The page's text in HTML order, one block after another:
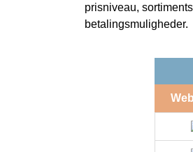
prisniveau,
betalingsmuligheder.